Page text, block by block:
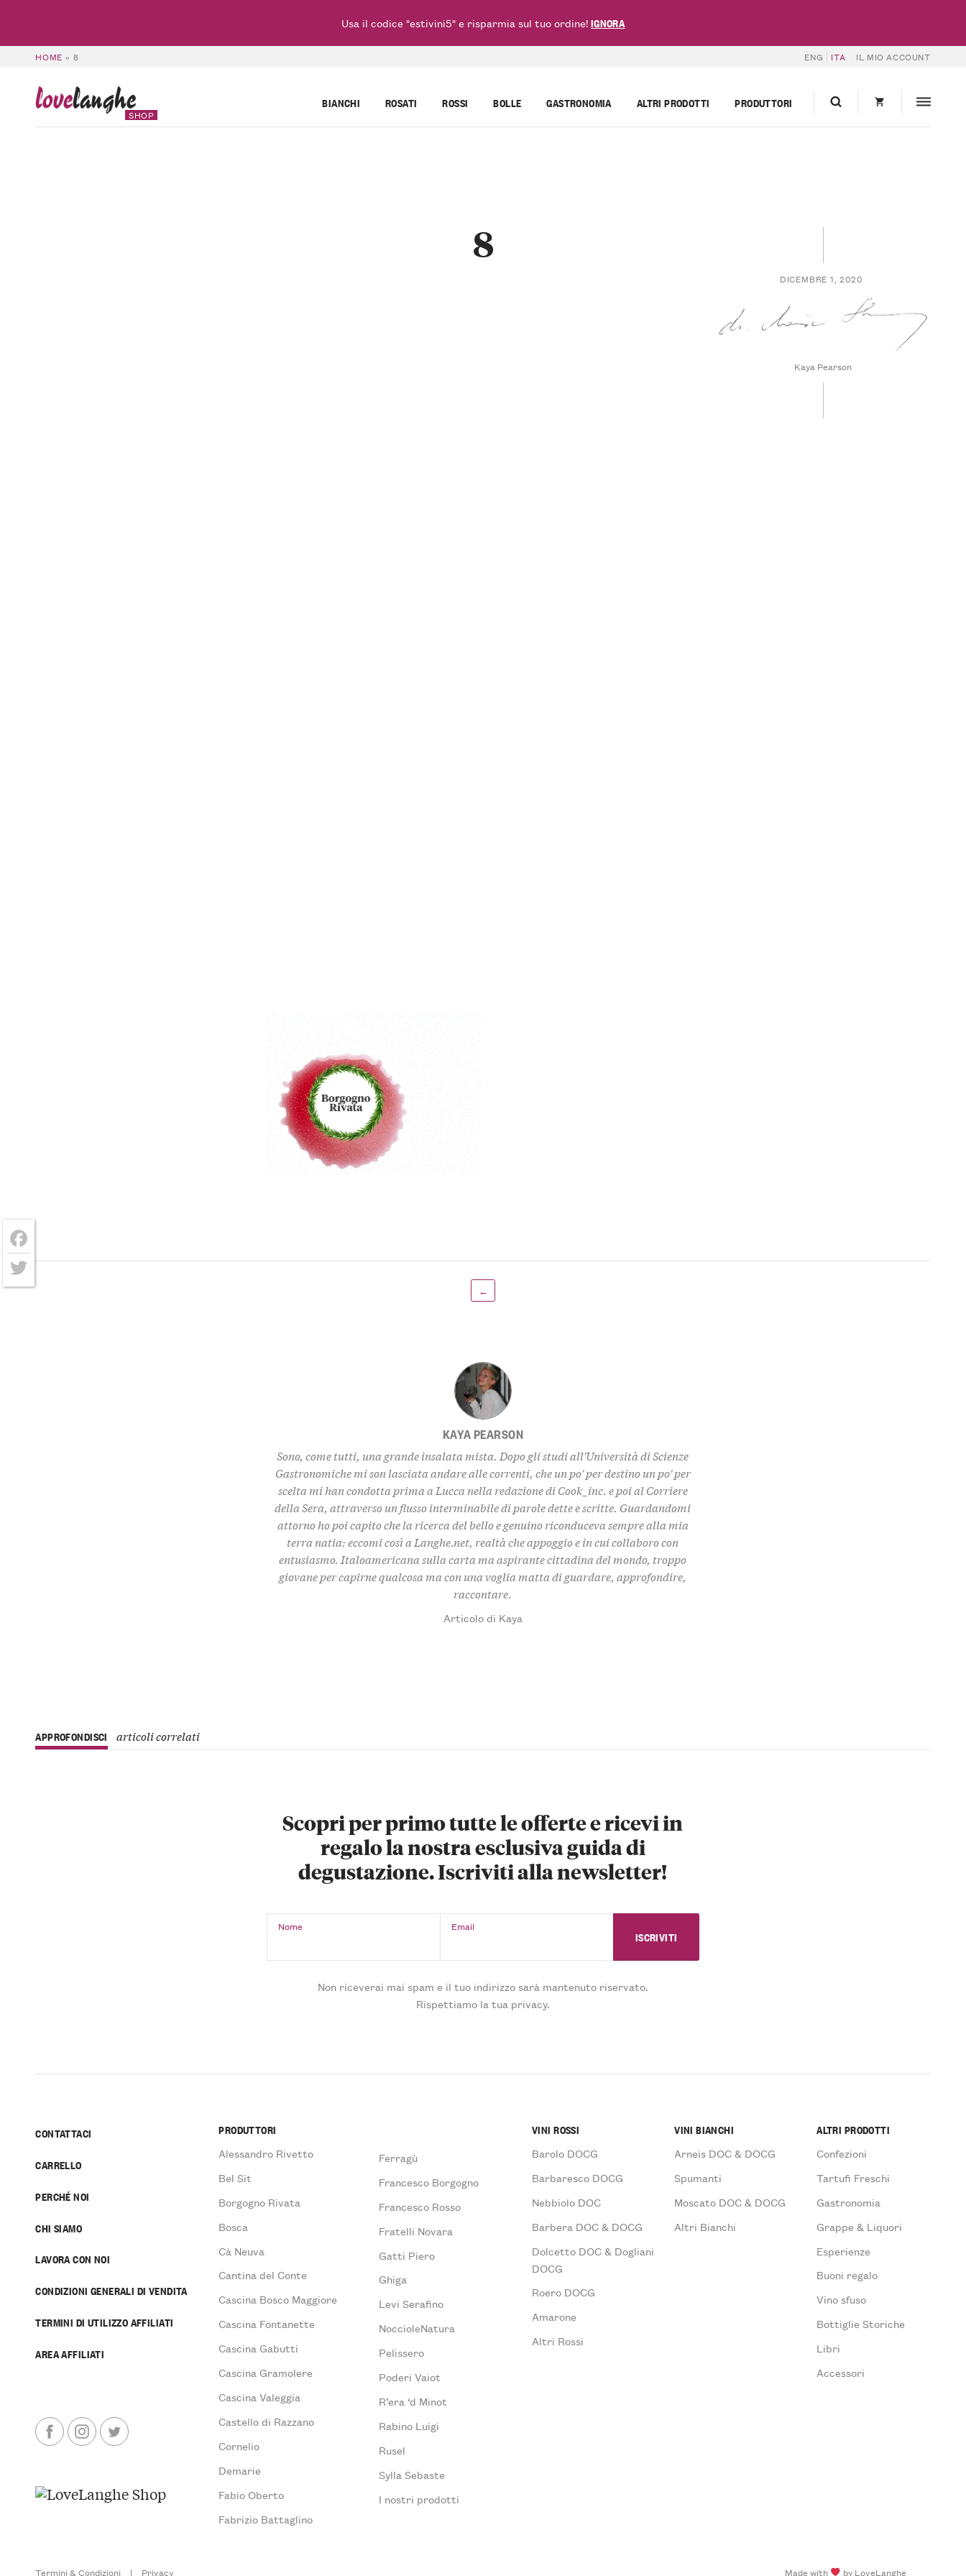
HOME » 8 ENG ITA IL MIO ACCOUNT
lovelanghe
SHOP
BIANCHI ROSATI ROSSI BOLLE GASTRONOMIA ALTRI PRODOTTI PRODUTTORI
8
DICEMBRE 1, 2020
Kaya Pearson
←
KAYA PEARSON
Sono, come tutti, una grande insalata mista. Dopo gli studi all'Università di Scienze
Gastronomiche mi son lasciata andare alle correnti, che un po' per destino un po' per
scelta mi han condotta prima a Lucca nella redazione di Cook_inc. e poi al Corriere
della Sera, attraverso un flusso interminabile di parole dette e scritte. Guardandomi
attorno ho poi capito che la ricerca del bello e genuino riconduceva sempre alla mia
terra natia: eccomi così a Langhe.net, realtà che appoggio e in cui collaboro con
entusiasmo. Italoamericana sulla carta ma aspirante cittadina del mondo, troppo
giovane per capirne qualcosa ma con una voglia matta di guardare, approfondire,
raccontare.
Articolo di Kaya
APPROFONDISCI articoli correlati
Scopri per primo tutte le offerte e ricevi in
regalo la nostra esclusiva guida di
degustazione. Iscriviti alla newsletter!
Nome Email
Non riceverai mai spam e il tuo indirizzo sarà mantenuto riservato.
Rispettiamo la tua privacy.
CONTATTACI
CARRELLO
PERCHÉ NOI
CHI SIAMO
LAVORA CON NOI
CONDIZIONI GENERALI DI VENDITA
TERMINI DI UTILIZZO AFFILIATI
AREA AFFILIATI
PRODUTTORI
Alessandro Rivetto
Bel Sit
Borgogno Rivata
Bosca
Cà Neuva
Cantina del Conte
Cascina Bosco Maggiore
Cascina Fontanette
Cascina Gabutti
Cascina Gramolere
Cascina Valeggia
Castello di Razzano
Cornelio
Demarie
Fabio Oberto
Fabrizio Battaglino
Ferragù
Francesco Borgogno
Francesco Rosso
Fratelli Novara
Gatti Piero
Ghiga
Levi Serafino
NoccioleNatura
Pelissero
Poderi Vaiot
R’era ‘d Minot
Rabino Luigi
Rusel
Sylla Sebaste
I nostri prodotti
VINI ROSSI
Barolo DOCG
Barbaresco DOCG
Nebbiolo DOC
Barbera DOC & DOCG
Dolcetto DOC & Dogliani
DOCG
Roero DOCG
Amarone
Altri Rossi
VINI BIANCHI
Arneis DOC & DOCG
Spumanti
Moscato DOC & DOCG
Altri Bianchi
ALTRI PRODOTTI
Confezioni
Tartufi Freschi
Gastronomia
Grappe & Liquori
Esperienze
Buoni regalo
Vino sfuso
Bottiglie Storiche
Libri
Accessori
Termini & Condizioni | Privacy Made with by LoveLanghe
Facebook
Twitter
Usa il codice "estivini5" e risparmia sul tuo ordine!IGNORA